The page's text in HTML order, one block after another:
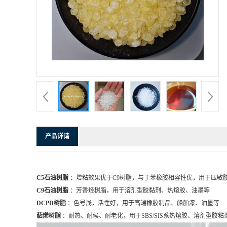
产品详请
C5石油树脂 ：增粘效果优于C9树脂，与丁苯橡胶相容性优，用于压敏
C9石油树脂 ：芳香烃树脂，用于溶剂型胶黏剂、热熔胶、油墨等
DCPD树脂 ：色号浅，活性好，用于高端橡胶制品、船舶漆、油墨等
萜烯树脂 ：耐热、耐候、耐老化，用于SBS/SIS系热熔胶、溶剂型胶粘